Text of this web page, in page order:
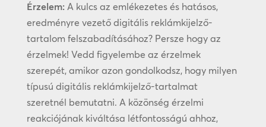
Érzelem: A kulcs az emlékezetes és hatásos,
eredményre vezető digitális reklámkijelző-
tartalom felszabadításához? Persze hogy az
érzelmek! Vedd figyelembe az érzelmek
szerepét, amikor azon gondolkodsz, hogy milyen
típusú digitális reklámkijelző-tartalmat
szeretnél bemutatni. A közönség érzelmi
reakciójának kiváltása létfontosságú ahhoz,